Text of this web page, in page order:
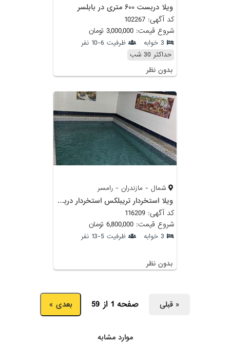
ویلا دربست ۶۰۰ متری در بابلسر
کد آگهی: 102267
شروع قیمت: 3,000,000 تومان
3 خوابه
ظرفیت 6-10 نفر
حداکثر 30 شب
بدون نظر
شمال - مازندران - رامسر
ویلا استخردار تریبلکس استخردار دربست
کد آگهی: 116209
شروع قیمت: 6,800,000 تومان
3 خوابه ظرفیت 5-13 نفر
بدون نظر
« قبلی صفحه 1 از 59 بعدی »
موارد مشابه